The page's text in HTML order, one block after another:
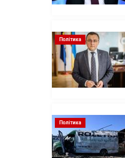
Політика
Політика